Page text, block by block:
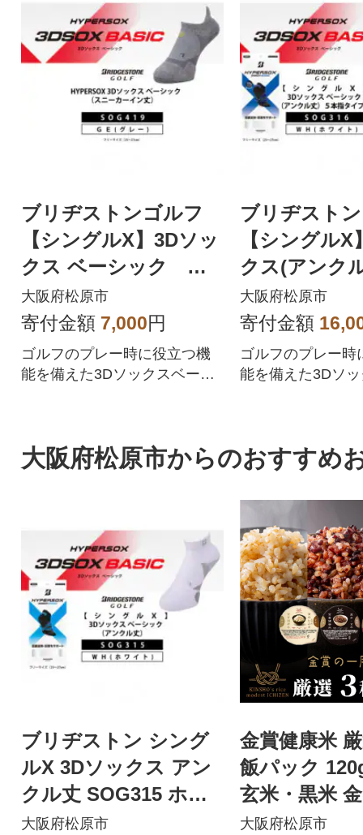
ブリヂストンゴルフ
【シングルX】3Dソッ
クス ベーシック ス
ニーカーイン丈 グレ
ー SOG419
大阪府松原市
寄付金額 7,000円
ゴルフのプレー時に役立つ機
能を備えた3Dソックスベーシ
ブリヂスト
【シングルX
クス(アンク
指 白 2足セ
G316
大阪府松原市
寄付金額
ゴルフのプレー時
能を備えた3Dソ
大阪府松原市からのおすすめ
ブリヂストン シング
ルX 3Dソックス アン
クル丈 SOG315 ホワ
イト 25～27cm
大阪府松原市
金賞健康米
飯パック
玄米・黒米
き 十六雑穀
大阪府松原市